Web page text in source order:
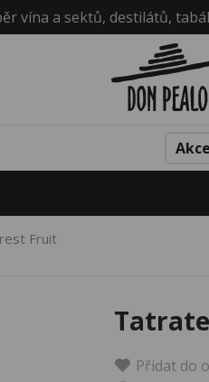
vína a sektů, destilátů,
Akce
Fruit
Přidat do